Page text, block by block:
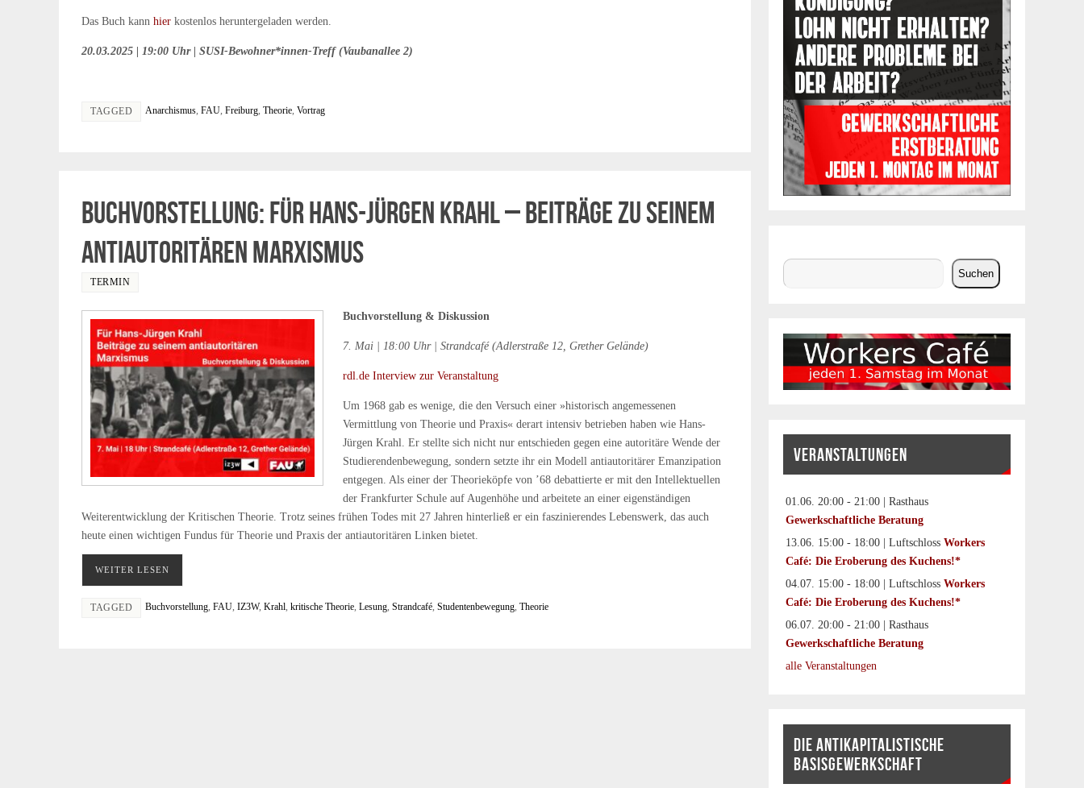
Das Buch kann hier kostenlos heruntergeladen werden.
20.03.2025 | 19:00 Uhr | SUSI-Bewohner*innen-Treff (Vaubanallee 2)
TAGGED Anarchismus, FAU, Freiburg, Theorie, Vortrag
Buchvorstellung: Für Hans-Jürgen Krahl – Beiträge zu seinem
antiautoritären Marxismus
TERMIN
Buchvorstellung & Diskussion
7. Mai | 18:00 Uhr | Strandcafé (Adlerstraße 12, Grether Gelände)
rdl.de Interview zur Veranstaltung
Um 1968 gab es wenige, die den Versuch einer »historisch angemessenen
Vermittlung von Theorie und Praxis« derart intensiv betrieben haben wie Hans-
Jürgen Krahl. Er stellte sich nicht nur entschieden gegen eine autoritäre Wende der
Studierendenbewegung, sondern setzte ihr ein Modell antiautoritärer Emanzipation
entgegen. Als einer der Theorieköpfe von ’68 debattierte er mit den Intellektuellen
der Frankfurter Schule auf Augenhöhe und arbeitete an einer eigenständigen
Weiterentwicklung der Kritischen Theorie. Trotz seines frühen Todes mit 27 Jahren hinterließ er ein faszinierendes Lebenswerk, das auch
heute einen wichtigen Fundus für Theorie und Praxis der antiautoritären Linken bietet.
WEITER LESEN
TAGGED Buchvorstellung, FAU, IZ3W, Krahl, kritische Theorie, Lesung, Strandcafé, Studentenbewegung, Theorie
Suchen
VERANSTALTUNGEN
01.06. 20:00 - 21:00 | Rasthaus
Gewerkschaftliche Beratung
13.06. 15:00 - 18:00 | LuftschlossWorkers
Café: Die Eroberung des Kuchens!*
04.07. 15:00 - 18:00 | LuftschlossWorkers
Café: Die Eroberung des Kuchens!*
06.07. 20:00 - 21:00 | Rasthaus
Gewerkschaftliche Beratung
alle Veranstaltungen
DIE ANTIKAPITALISTISCHE
BASISGEWERKSCHAFT